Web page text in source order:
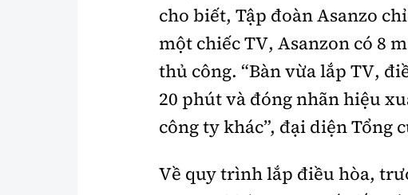
cho biết, Tập đoàn Asanzo
một chiếc TV, Asanzon có 8
thủ công. “Bàn vừa lắp TV,
20 phút và đóng nhãn hiệu
công ty khác”, đại diện Tổng
Về quy trình lắp điều hòa,